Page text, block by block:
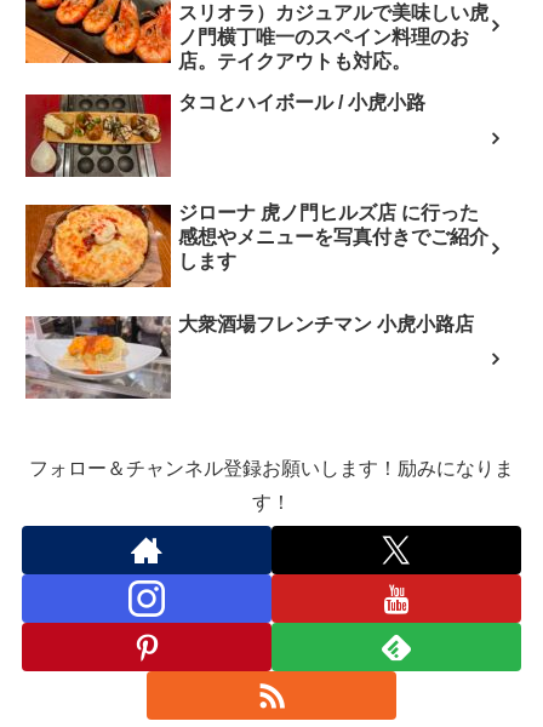
スリオラ）カジュアルで美味しい虎
ノ門横丁唯一のスペイン料理のお
店。テイクアウトも対応。
タコとハイボール / 小虎小路
ジローナ 虎ノ門ヒルズ店 に行った
感想やメニューを写真付きでご紹介
します
大衆酒場フレンチマン 小虎小路店
フォロー＆チャンネル登録お願いします！励みになりま
す！